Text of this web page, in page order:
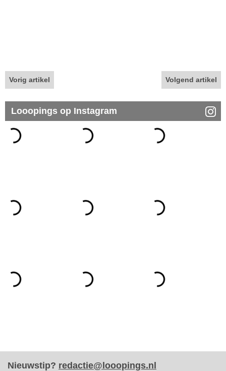
Vorig artikel Volgend artikel
Looopings op Instagram
Nieuwstip? redactie@looopings.nl